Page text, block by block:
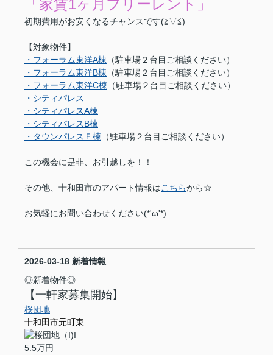
「家賃1ヶ月フリーレント」
初期費用がお安くなるチャンスです(≧▽≦)
【対象物件】
・フォーラム東洋A棟 （駐車場２台目ご相談ください）
・フォーラム東洋B棟 （駐車場２台目ご相談ください）
・フォーラム東洋C棟 （駐車場２台目ご相談ください）
・シティパレス
・シティパレスA棟
・シティパレスB棟
・タウンパレスＦ棟 （駐車場２台目ご相談ください）
この機会に是非、お引越しを！！
その他、十和田市のアパート情報はこちらから☆
お気軽にお問い合わせください(*'ω'*)
2026-03-18 新着情報
◎新着物件◎
【一軒家募集開始】
桜団地
十和田市元町東
5.5万円